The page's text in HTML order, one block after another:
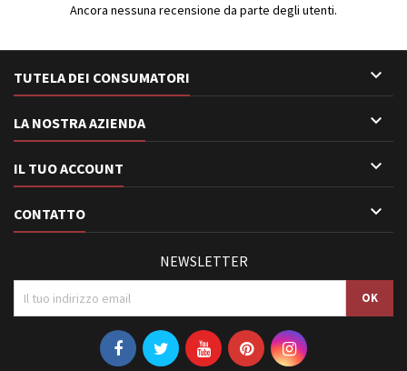
Ancora nessuna recensione da parte degli utenti.
TUTELA DEI CONSUMATORI 
LA NOSTRA AZIENDA 
IL TUO ACCOUNT 
CONTATTO 
NEWSLETTER